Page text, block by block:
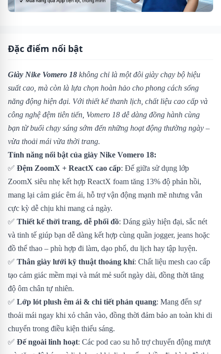
Đặc điểm nổi bật
Giày Nike Vomero 18 không chỉ là một đôi giày chạy bộ hiệu
suất cao, mà còn là lựa chọn hoàn hảo cho phong cách sống
năng động hiện đại. Với thiết kế thanh lịch, chất liệu cao cấp và
công nghệ đệm tiên tiến, Vomero 18 dễ dàng đồng hành cùng
bạn từ buổi chạy sáng sớm đến những hoạt động thường ngày –
vừa thoải mái vừa thời trang.
Tính năng nổi bật của giày Nike Vomero 18:
✅ Đệm ZoomX + ReactX cao cấp: Đế giữa sử dụng lớp
ZoomX siêu nhẹ kết hợp ReactX foam tăng 13% độ phản hồi,
mang lại cảm giác êm ái, hỗ trợ vận động mạnh mẽ nhưng vẫn
cực kỳ dễ chịu khi mang cả ngày.
✅ Thiết kế thời trang, dễ phối đồ: Dáng giày hiện đại, sắc nét
và tinh tế giúp bạn dễ dàng kết hợp cùng quần jogger, jeans hoặc
đồ thể thao – phù hợp đi làm, dạo phố, du lịch hay tập luyện.
✅ Thân giày lưới kỹ thuật thoáng khí: Chất liệu mesh cao cấp
tạo cảm giác mềm mại và mát mẻ suốt ngày dài, đồng thời tăng
độ ôm chân tự nhiên.
✅ Lớp lót plush êm ái & chi tiết phản quang: Mang đến sự
thoải mái ngay khi xỏ chân vào, đồng thời đảm bảo an toàn khi di
chuyển trong điều kiện thiếu sáng.
✅ Đế ngoài linh hoạt: Các pod cao su hỗ trợ chuyển động mượt